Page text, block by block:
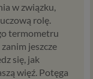
w związku,
rolę.
termometru
jeszcze
się, jak
więź. Potęga